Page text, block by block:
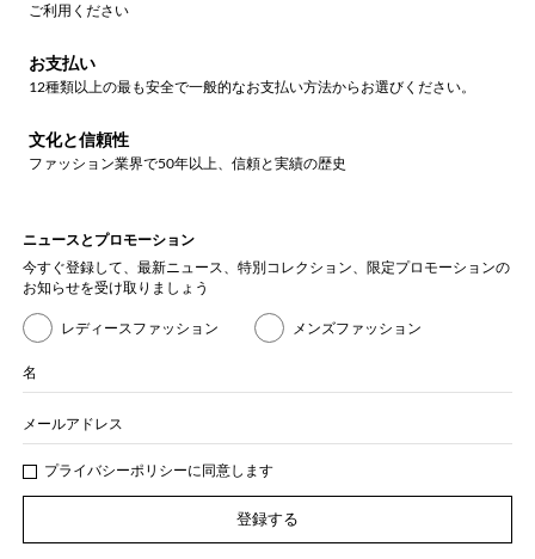
ご利用ください
お支払い
12種類以上の最も安全で一般的なお支払い方法からお選びください。
文化と信頼性
ファッション業界で50年以上、信頼と実績の歴史
ニュースとプロモーション
今すぐ登録して、最新ニュース、特別コレクション、限定プロモーションの
お知らせを受け取りましょう
レディースファッション メンズファッション
名
メールアドレス
プライバシーポリシーに同意します
登録する